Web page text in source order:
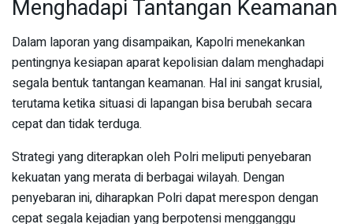
Menghadapi Tantangan Keamanan
Dalam laporan yang disampaikan, Kapolri menekankan
pentingnya kesiapan aparat kepolisian dalam menghadapi
segala bentuk tantangan keamanan. Hal ini sangat krusial,
terutama ketika situasi di lapangan bisa berubah secara
cepat dan tidak terduga.
Strategi yang diterapkan oleh Polri meliputi penyebaran
kekuatan yang merata di berbagai wilayah. Dengan
penyebaran ini, diharapkan Polri dapat merespon dengan
cepat segala kejadian yang berpotensi mengganggu